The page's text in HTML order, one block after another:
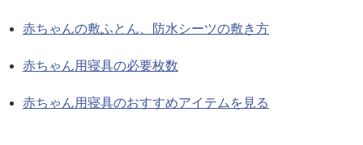
赤ちゃんの敷ふとん、防水シーツの敷き方
赤ちゃん用寝具の必要枚数
赤ちゃん用寝具のおすすめアイテムを見る